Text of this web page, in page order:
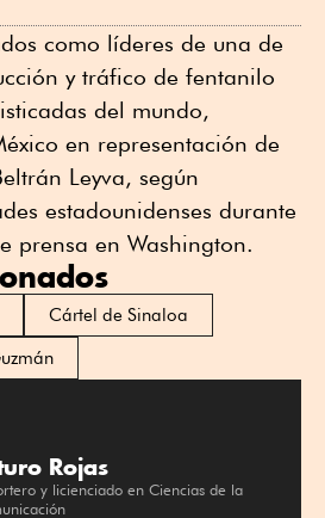
como líderes de una de
y tráfico de fentanilo
del mundo,
en representación de
Leyva, según
estadounidenses durante
prensa en Washington.
Cártel de Sinaloa
Rojas
y licienciado en Ciencias de la